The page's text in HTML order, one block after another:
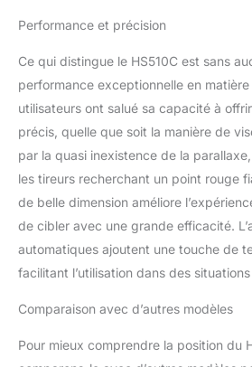
situations
difficiles.
cercle de
visée
point).
fusils
airsoft,
avec des
vision
Performance et précision
Ce qui distingue le HS510C est sans
performance exceptionnelle en
utilisateurs ont salué sa capacité à
précis, quelle que soit la manière de
par la quasi inexistence de la
les tireurs recherchant un point rouge
de belle dimension améliore
de cibler avec une grande efficacité.
automatiques ajoutent une touche de
facilitant l’utilisation dans des
Comparaison avec d’autres modèles
Pour mieux comprendre la position du